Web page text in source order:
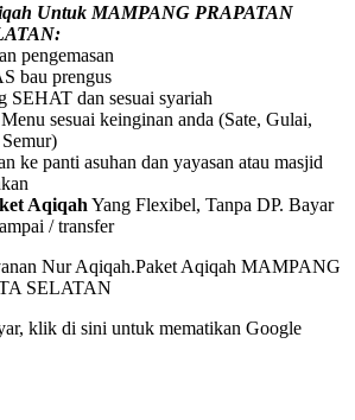
Untuk MAMPANG PRAPATAN
pengemasan
bau prengus
SEHAT dan sesuai syariah
sesuai keinginan anda (Sate, Gulai,
ke panti asuhan dan yayasan atau masjid
Aqiqah Yang Flexibel, Tanpa DP. Bayar
/ transfer
Nur Aqiqah.Paket Aqiqah MAMPANG
SELATAN
klik di sini untuk mematikan Google